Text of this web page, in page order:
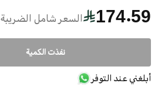
174.59 السعر شامل الضريبة
نفذت الكمية
أبلغني عند التوفر